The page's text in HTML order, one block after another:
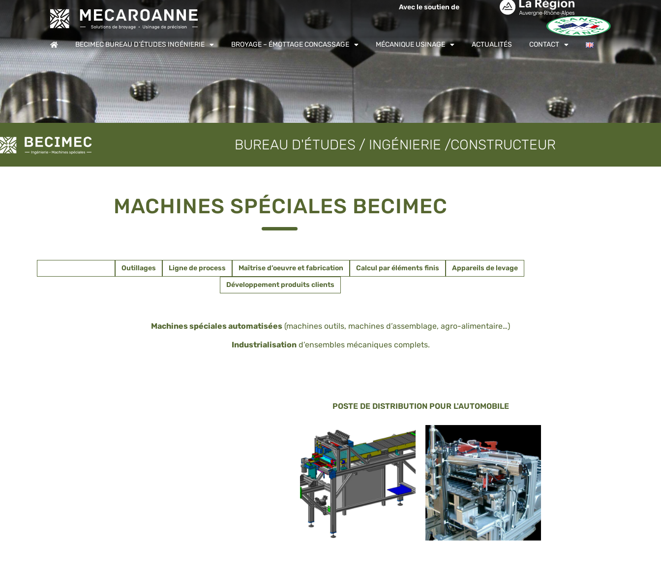
Avec le soutien de
BECIMEC BUREAU D’ÉTUDES INGÉNIERIE BROYAGE – ÉMOTTAGE CONCASSAGE MÉCANIQUE USINAGE ACTUALITÉS CONTACT
BUREAU D'ÉTUDES / INGÉNIERIE /CONSTRUCTEUR
MACHINES SPÉCIALES BECIMEC
Outillages Ligne de process Maîtrise d’oeuvre et fabrication Calcul par éléments finis
Appareils de levage
Développement produits clients
Machines spéciales automatisées (machines outils, machines d’assemblage, agro-alimentaire…)
Industrialisationd’ensembles mécaniques complets.
POSTE DE DISTRIBUTION POUR L'AUTOMOBILE